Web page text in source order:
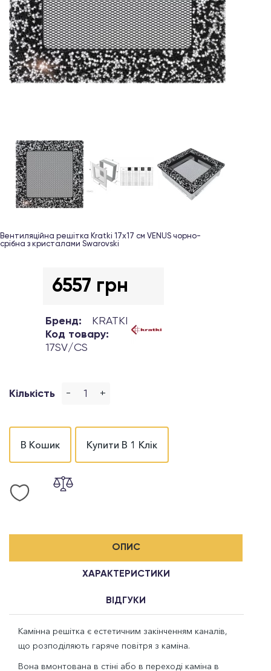
Вентиляційна решітка Kratki 17х17 см VENUS чорно-
срібна з кристалами Swarovski
6557 грн
Бренд:
KRATKI
Код товару:
17SV/CS
Кількість - +
В Кошик Купити В 1 Клік
ОПИС
ХАРАКТЕРИСТИКИ
ВІДГУКИ
Камінна решітка є естетичним закінченням каналів,
що розподіляють гаряче повітря з каміна.
Вона вмонтована в стіні або в переході каміна в